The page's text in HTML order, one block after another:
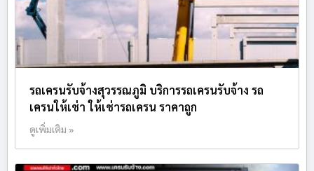
รถเครนรับจ้างสุวรรณภูมิ บริการรถเครนรับจ้าง รถ
เครนให้เช่า ให้เช่ารถเครน ราคาถูก
ดูเพิ่มเติม »